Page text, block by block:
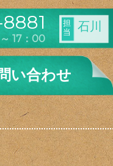
17：00
担
当
石川
い合わせ